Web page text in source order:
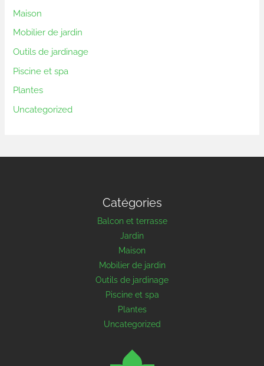
Maison
Mobilier de jardin
Outils de jardinage
Piscine et spa
Plantes
Uncategorized
Catégories
Balcon et terrasse
Jardin
Maison
Mobilier de jardin
Outils de jardinage
Piscine et spa
Plantes
Uncategorized